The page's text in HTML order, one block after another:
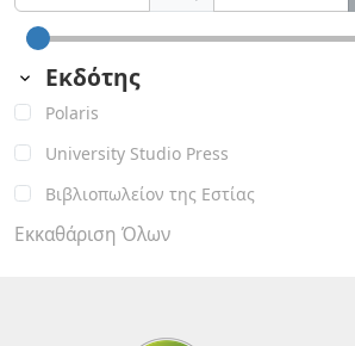
Εκδότης
Polaris
University Studio Press
Βιβλιοπωλείον της Εστίας
Εκκαθάριση Όλων